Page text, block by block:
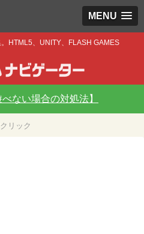
MENU
HTML5、UNITY、FLASH GAMES
ない場合の対処法】
リック